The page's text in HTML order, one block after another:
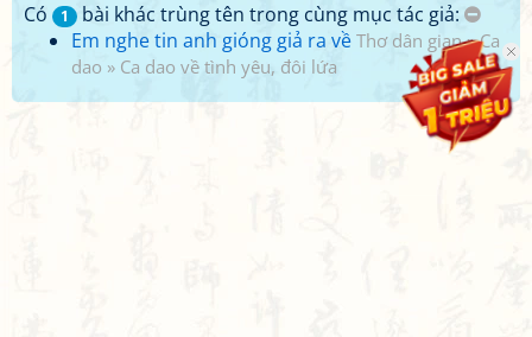
Có 1
bài khác trùng tên trong cùng mục tác giả:
Em nghe tin anh gióng giả ra về Thơ dân gian»Ca
dao » Ca dao về tình yêu, đôi lứa